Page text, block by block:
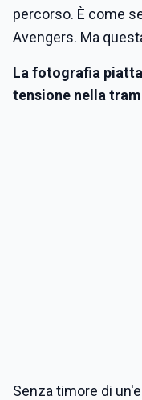
percorso. È come
Avengers. Ma
La fotografia
tensione nella
Senza timore di